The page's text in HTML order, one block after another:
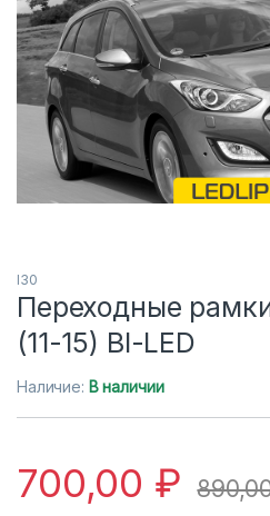
I30
Переходные
(11-15) BI-LED
Наличие: В наличии
700,00 ₽